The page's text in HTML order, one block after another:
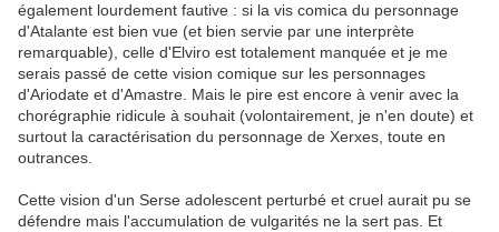
également lourdement fautive : si la vis comica du personnage
d'Atalante est bien vue (et bien servie par une interprète
remarquable), celle d'Elviro est totalement manquée et je me
serais passé de cette vision comique sur les personnages
d'Ariodate et d'Amastre. Mais le pire est encore à venir avec la
chorégraphie ridicule à souhait (volontairement, je n'en doute) et
surtout la caractérisation du personnage de Xerxes, toute en
outrances.
Cette vision d'un Serse adolescent perturbé et cruel aurait pu se
défendre mais l'accumulation de vulgarités ne la sert pas. Et